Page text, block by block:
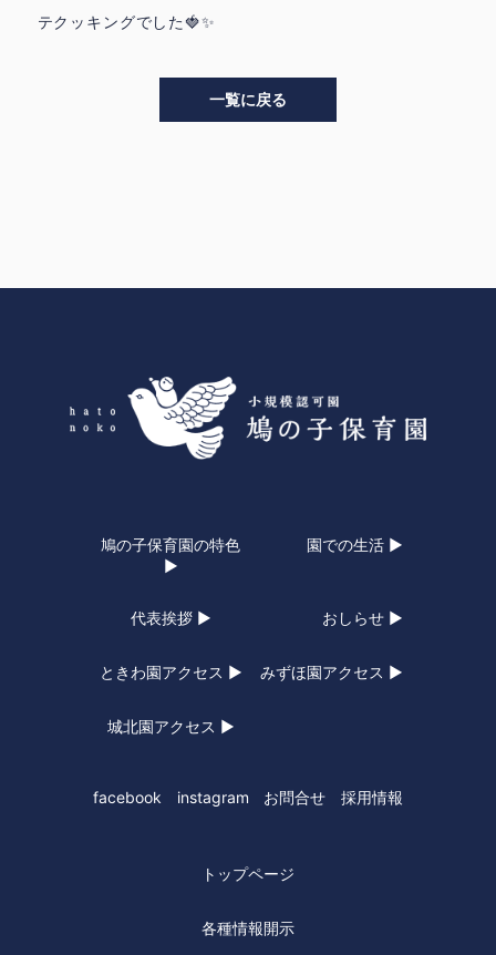
テクッキングでした🍓✨
>
一覧に戻る
鳩の子保育園の特色
▶
園での生活 ▶
代表挨拶 ▶ おしらせ ▶
ときわ園アクセス ▶ みずほ園アクセス ▶
城北園アクセス ▶
facebook instagram お問合せ 採用情報
トップページ
各種情報開示